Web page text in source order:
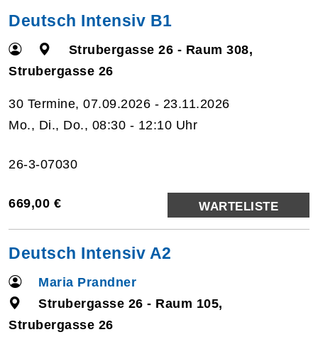
Deutsch Intensiv B1
Strubergasse 26 - Raum 308,
Strubergasse 26
30 Termine, 07.09.2026 - 23.11.2026
Mo., Di., Do., 08:30 - 12:10 Uhr
26-3-07030
669,00 € WARTELISTE
Deutsch Intensiv A2
Maria Prandner
Strubergasse 26 - Raum 105,
Strubergasse 26